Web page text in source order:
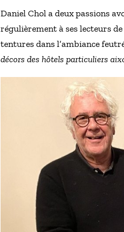
Daniel Chol a deux passions
régulièrement à ses lecteurs
tentures dans l’ambiance
décors des hôtels particuliers